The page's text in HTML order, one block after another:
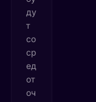
ду
т
со
ср
ед
от
оч